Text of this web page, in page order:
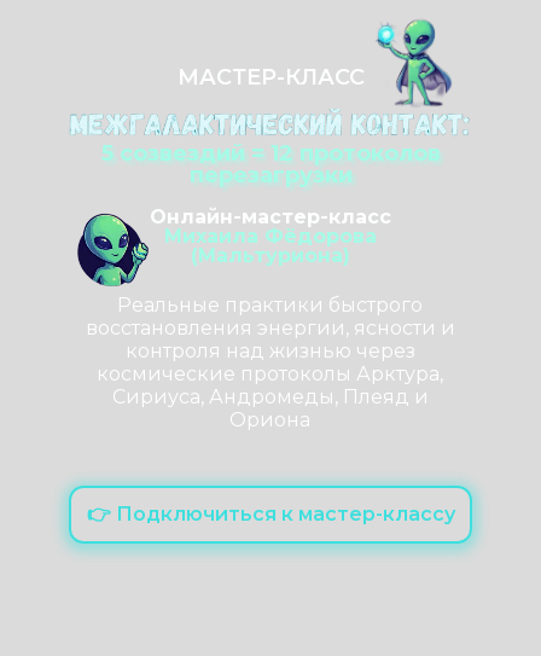
МАСТЕР-КЛАСС
Онлайн-мастер-класс
Михаила Фёдорова
(Мальтуриона)
Реальные практики быстрого
восстановления энергии, ясности и
контроля над жизнью через
космические протоколы Арктура,
Сириуса, Андромеды, Плеяд и
Ориона
👉 Подключиться к мастер-классу
5 созвездий = 12 протоколов
перезагрузки